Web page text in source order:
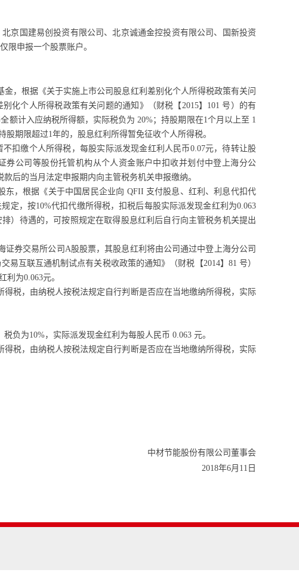
京国建易创投资有限公司、北京诚通金控投资有限公司、国新投资
限申报一个股票账户。
，根据《关于实施上市公司股息红利差别化个人所得税政策有关问
化个人所得税政策有关问题的通知》（财税【2015】101 号）的有
额计入应纳税所得额，实际税负为 20%；持股期限在1个月以上至 1
期限超过1年的，股息红利所得暂免征收个人所得税。
扣缴个人所得税，每股实际派发现金红利人民币0.07元，待转让股
公司等股份托管机构从个人资金账户中扣收并划付中登上海分公
后的当月法定申报期内向主管税务机关申报缴纳。
东，根据《关于中国居民企业向 QFII 支付股息、红利、利息代扣代
定，按10%代扣代缴所得税，扣税后每股实际派发现金红利为0.063
）待遇的，可按照规定在取得股息红利后自行向主管税务机关提出
证券交易所公司 A股股票，其股息红利将由公司通过中登上海分公司
易互联互通机制试点有关税收政策的通知》（财税【2014】81 号）
为0.063元。
税，由纳税人按税法规定自行判断是否应在当地缴纳所得税，实际
负为10%，实际派发现金红利为每股人民币 0.063 元。
税，由纳税人按税法规定自行判断是否应在当地缴纳所得税，实际
中材节能股份有限公司 董事会
2018年6月11日